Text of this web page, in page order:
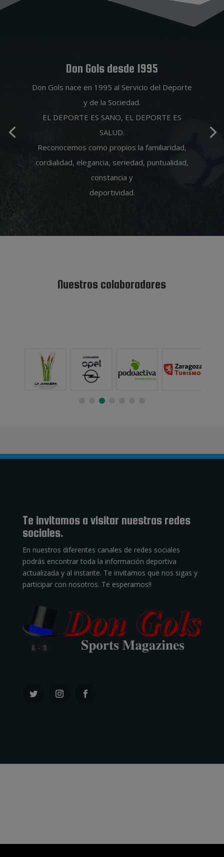
Don Gols desde 1995
Don Gols nace en 1995 al Servicio del Deporte
y de la Sociedad.
EL DEPORTE ES SANO, EL DEPORTE ES
SALUD.
Reconocemos como propios la familiaridad,
cordialidad, elegancia, seriedad, puntualidad,
constancia y
deportividad.
Nuestros colaboradores
Te invitamos a visitar nuestras redes
sociales.
En nuestros diferentes canales de redes sociales
podrás encontrar toda la información deportiva
actualizada y al instante. Te invitamos que nos sigas y
participar con nosotros. Te esperamos!!